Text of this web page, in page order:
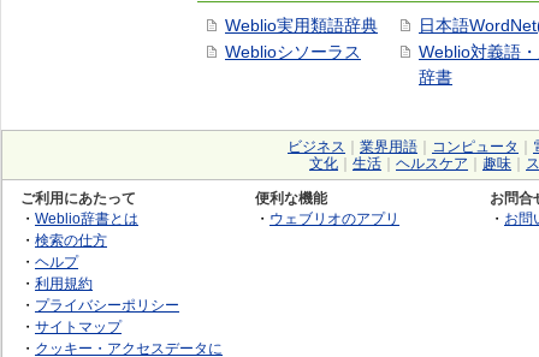
Weblio実用類語辞典
Weblioシソーラス
日本語
Weblio対義語
辞書
ビジネス 業界用語 コンピュータ
文化
生活 ヘルスケア 趣味
ご利用にあたって
・ Weblio辞書とは
・ 検索の仕方
・ ヘルプ
・ 利用規約
・ プライバシーポリシー
・ サイトマップ
・ クッキー・アクセスデータに
便利な機能
・ ウェブリオのアプリ
お問合
・ お問